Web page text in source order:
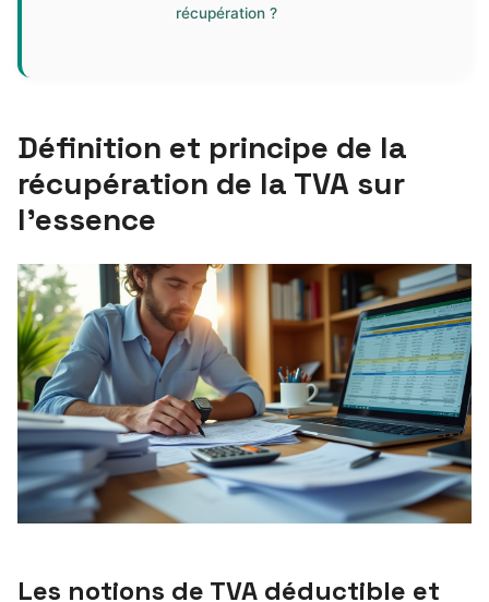
récupération ?
Définition et principe de la
récupération de la TVA sur
l’essence
Les notions de TVA déductible et